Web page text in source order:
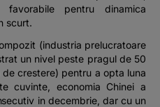
pentru dinamica
scurt.
(industria prelucratoare
un nivel peste pragul de 50
crestere) pentru a opta luna
cuvinte, economia Chinei a
in decembrie, dar cu un